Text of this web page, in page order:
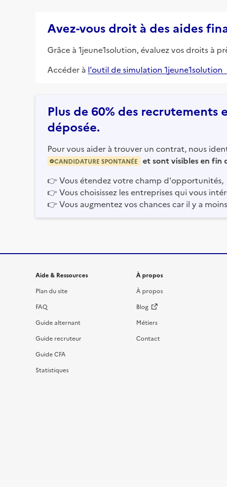
Avez-vous droit à des aides
Grâce à 1jeune1solution, évaluez vos droits à
Accéder à l'outil de simulation 1jeune1solution
Plus de 60% des recrutements
déposée.
Pour vous aider à trouver un contrat, nous
CANDIDATURE SPONTANÉE
et sont visibles en fin
👉 Vous étendez votre champ d'opportunités,
👉 Vous choisissez les entreprises qui vous
👉 Vous augmentez vos chances car il y a
Informations et liens du site
Aide & Ressources
Plan du site
FAQ
Guide alternant
Guide recruteur
Guide CFA
Statistiques
À propos
À propos
Blog
Métiers
Contact